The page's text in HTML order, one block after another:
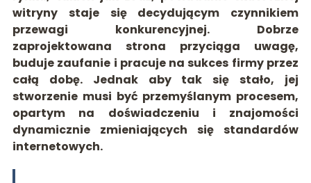
witryny staje się decydującym czynnikiem
przewagi konkurencyjnej. Dobrze
zaprojektowana strona przyciąga uwagę,
buduje zaufanie i pracuje na sukces firmy przez
całą dobę. Jednak aby tak się stało, jej
stworzenie musi być przemyślanym procesem,
opartym na doświadczeniu i znajomości
dynamicznie zmieniających się standardów
internetowych.